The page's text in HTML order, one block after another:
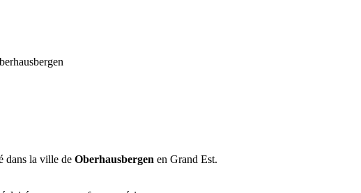
dans la ville de Oberhausbergen en Grand Est.